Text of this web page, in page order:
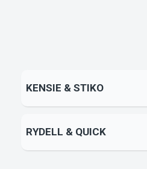
KENSIE & STIKO
RYDELL & QUICK